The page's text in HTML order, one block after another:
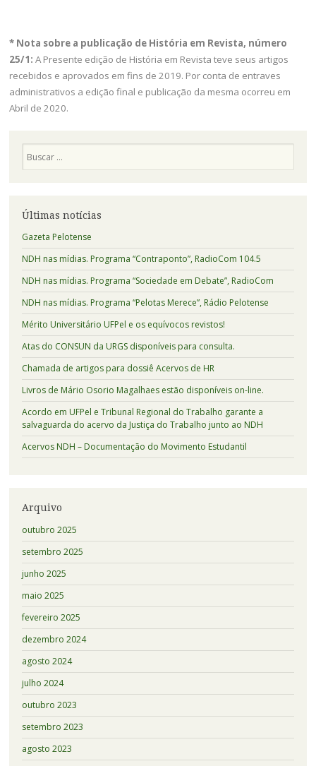
* Nota sobre a publicação de História em Revista, número
25/1: A Presente edição de História em Revista teve seus artigos
recebidos e aprovados em fins de 2019. Por conta de entraves
administrativos a edição final e publicação da mesma ocorreu em
Abril de 2020.
Últimas notícias
Gazeta Pelotense
NDH nas mídias. Programa “Contraponto”, RadioCom 104.5
NDH nas mídias. Programa “Sociedade em Debate”, RadioCom
NDH nas mídias. Programa “Pelotas Merece”, Rádio Pelotense
Mérito Universitário UFPel e os equívocos revistos!
Atas do CONSUN da URGS disponíveis para consulta.
Chamada de artigos para dossiê Acervos de HR
Livros de Mário Osorio Magalhaes estão disponíveis on-line.
Acordo em UFPel e Tribunal Regional do Trabalho garante a
salvaguarda do acervo da Justiça do Trabalho junto ao NDH
Acervos NDH – Documentação do Movimento Estudantil
Arquivo
outubro 2025
setembro 2025
junho 2025
maio 2025
fevereiro 2025
dezembro 2024
agosto 2024
julho 2024
outubro 2023
setembro 2023
agosto 2023